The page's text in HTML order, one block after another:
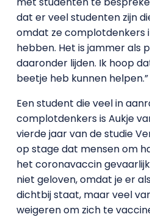
dat er veel studenten zijn
omdat ze complotdenkers
hebben. Het is jammer als
daaronder lijden. Ik hoop
beetje heb kunnen helpen.”
Een student die veel in
complotdenkers is Aukje
vierde jaar van de studie
op stage dat mensen om
het coronavaccin
niet geloven, omdat je er
dichtbij staat, maar veel
weigeren om zich te